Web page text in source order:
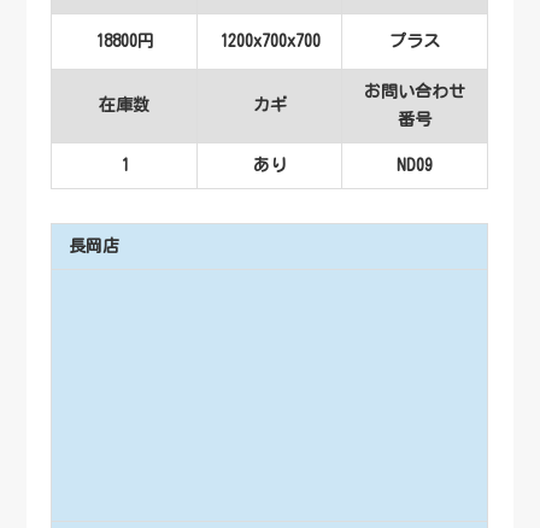
18800円 1200x700x700 プラス
在庫数 カギ
お問い合わせ
番号
1 あり ND09
長岡店